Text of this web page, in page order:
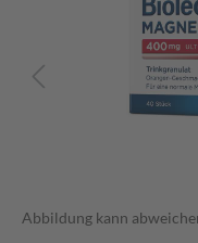
Abbildung kann